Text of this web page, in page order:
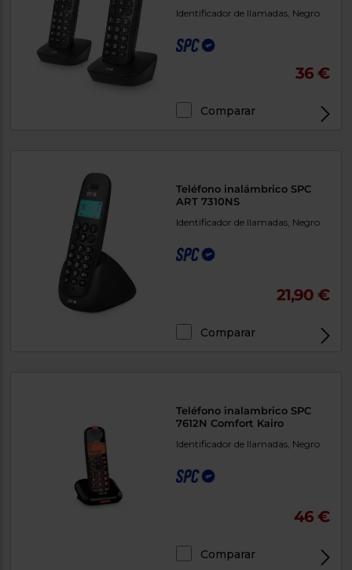
Identificador de llamadas, Negro
36 €
Comparar
Teléfono inalámbrico SPC
ART 7310NS
Identificador de llamadas, Negro
21,90 €
Comparar
Teléfono inalambrico SPC
7612N Comfort Kairo
Identificador de llamadas, Negro
46 €
Comparar